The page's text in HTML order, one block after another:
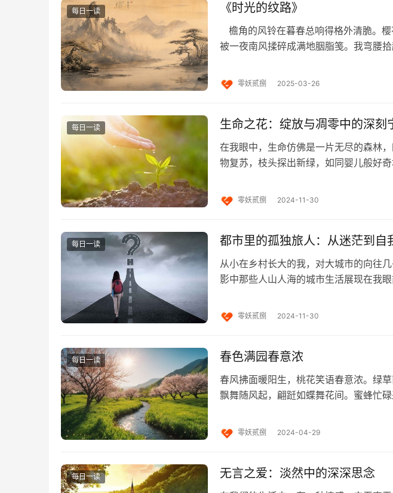
商户不好意思要账，结果自己门店关了；
3
不好意思向心仪的人表白，结果她跟别人走了
4
不好意思让客户签单，结果客户在别人那里成交了
每日一读 《时光的纹路》
檐角的风铃在暮春总响得格外清脆。樱
被一夜南风揉碎成满地胭脂笺。我弯腰
零妖贰捌 2025-03-26
每日一读 生命之花：绽放与凋零中的深刻
在我眼中，生命仿佛是一片无尽的森林
物复苏，枝头探出新绿，如同婴儿般好
零妖贰捌 2024-11-30
每日一读 都市里的孤独旅人：从迷茫到自
从小在乡村长大的我，对大城市的向往
影中那些人山人海的城市生活展现在我
零妖贰捌 2024-11-30
每日一读 春色满园春意浓
春风拂面暖阳生，桃花笑语春意浓。绿
飘舞随风起，翩跹如蝶舞花间。蜜蜂忙
零妖贰捌 2024-04-29
每日一读 无言之爱：淡然中的深深思念